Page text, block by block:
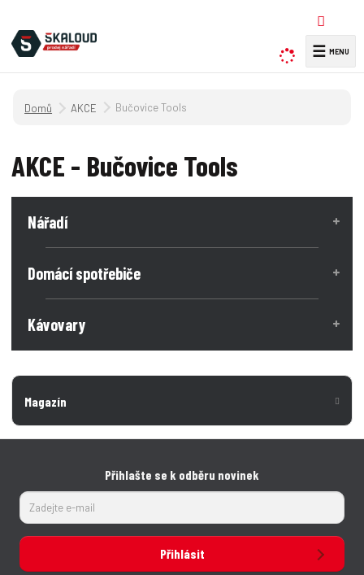
y
☰
Úvodní strana
AKCE Bučovice Tools
AKCE - Bučovice Tools
Nářadí
Domácí spotřebiče
Kávovary
Magazín
Přihlašte se k odběru novinek
Přihlásit